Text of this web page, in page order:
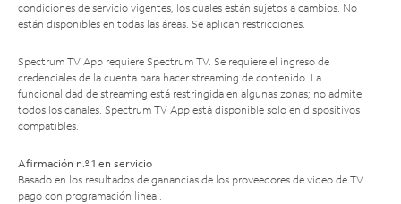
condiciones de servicio vigentes, los cuales están sujetos a cambios. No
están disponibles en todas las áreas. Se aplican restricciones.
Spectrum TV App requiere Spectrum TV. Se requiere el ingreso de
credenciales de la cuenta para hacer streaming de contenido. La
funcionalidad de streaming está restringida en algunas zonas; no admite
todos los canales. Spectrum TV App está disponible solo en dispositivos
compatibles.
Afirmación n.º 1 en servicio
Basado en los resultados de ganancias de los proveedores de video de TV
pago con programación lineal.